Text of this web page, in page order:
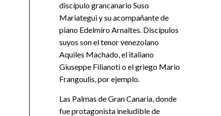
discípulo grancanario Suso
Mariategui y su acompañante de
piano Edelmiro Arnaltes. Discípulos
suyos son el tenor venezolano
Aquiles Machado, el italiano
Giuseppe Filianoti o el griego Mario
Frangoulis, por ejemplo.
Las Palmas de Gran Canaria, donde
fue protagonista ineludible de